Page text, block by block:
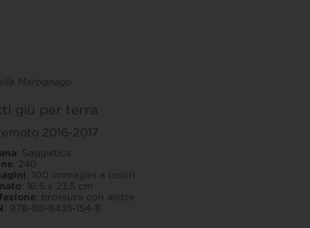
Martignago
giù per terra
2016-2017
: Saggistica
: 240
: 100 immagini a colori
: 16,5 x 23,5 cm
: brossura con alette
: 978-88-8435-154-8